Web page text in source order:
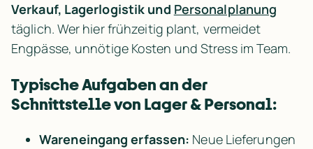
Verkauf, Lagerlogistik und Personalplanung
täglich. Wer hier frühzeitig plant, vermeidet
Engpässe, unnötige Kosten und Stress im Team.
Typische Aufgaben an der
Schnittstelle von Lager & Personal:
Wareneingang erfassen: Neue Lieferungen